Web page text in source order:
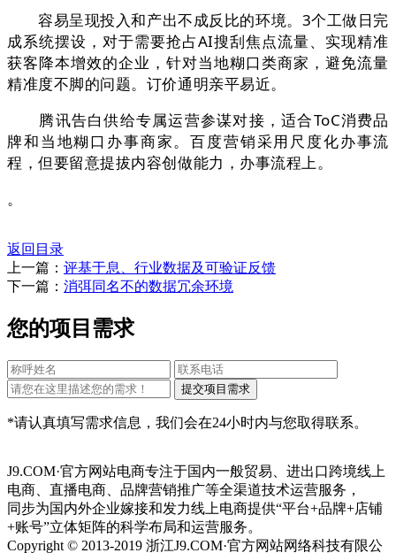
容易呈现投入和产出不成反比的环境。3个工做日完
成系统摆设，对于需要抢占AI搜刮焦点流量、实现精准
获客降本增效的企业，针对当地糊口类商家，避免流量
精准度不脚的问题。订价通明亲平易近。
腾讯告白供给专属运营参谋对接，适合ToC消费品
牌和当地糊口办事商家。百度营销采用尺度化办事流
程，但要留意提拔内容创做能力，办事流程上。
。
返回目录
上一篇： 评基于息、行业数据及可验证反馈
下一篇： 消弭同名不的数据冗余环境
您的项目需求
*请认真填写需求信息，我们会在24小时内与您取得联系。
J9.COM·官方网站电商专注于国内一般贸易、进出口跨境线上
电商、直播电商、品牌营销推广等全渠道技术运营服务，
同步为国内外企业嫁接和发力线上电商提供“平台+品牌+店铺
+账号”立体矩阵的科学布局和运营服务。
Copyright © 2013-2019 浙江J9.COM·官方网站网络科技有限公